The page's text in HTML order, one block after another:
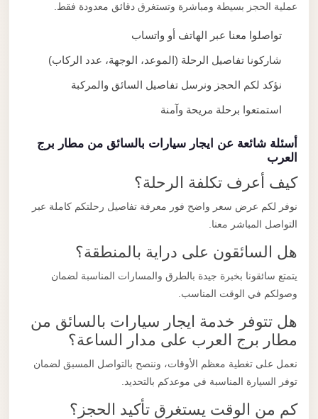
عملية الحجز بسيطة ومباشرة وتستغرق دقائق معدودة فقط.
تواصلوا معنا عبر الهاتف أو واتساب
شاركونا تفاصيل الرحلة (الموعد، الوجهة، عدد الركاب)
نؤكد لكم الحجز ونرسل تفاصيل السائق والمركبة
استمتعوا برحلة مريحة وآمنة
أسئلة شائعة عن ايجار سيارات بالسائق من مطار برج
العرب
كيف أعرف تكلفة الرحلة؟
نوفر لكم عرض سعر واضح فور معرفة تفاصيل رحلتكم كاملة عبر
التواصل المباشر معنا.
هل السائقون على دراية بالمنطقة؟
يتمتع سائقونا بخبرة جيدة بالطرق والمسارات المناسبة لضمان
وصولكم في الوقت المناسب.
هل تتوفر خدمة ايجار سيارات بالسائق من
مطار برج العرب على مدار الساعة؟
نعمل على تغطية معظم الأوقات، وننصح بالتواصل المسبق لضمان
توفر السيارة المناسبة في موعدكم بالتحديد.
كم من الوقت يستغرق تأكيد الحجز؟